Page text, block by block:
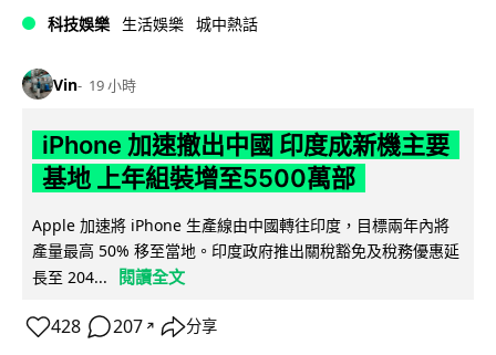
科技娛樂 生活娛樂 城中熱話
Vin 19 小時
iPhone 加速撤出中國 印度成新機主要
基地 上年組裝增至5500萬部
Apple 加速將 iPhone 生產線由中國轉往印度，目標兩年內將
產量最高 50% 移至當地。印度政府推出關稅豁免及稅務優惠延
長至 204...
閱讀全文
428 207 ↗ 分享